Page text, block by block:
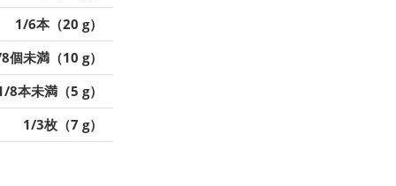
1/6本（20 g）
個未満（10 g）
8本未満（5 g）
1/3枚（7 g）